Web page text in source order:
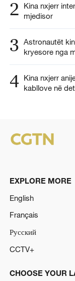
2
Kina nxjerr
mjedisor
3 Astronautët
kryesore nga
4 Kina nxjerr
kabllove në
EXPLORE MORE
English
Français
Русский
CCTV+
CHOOSE YOUR